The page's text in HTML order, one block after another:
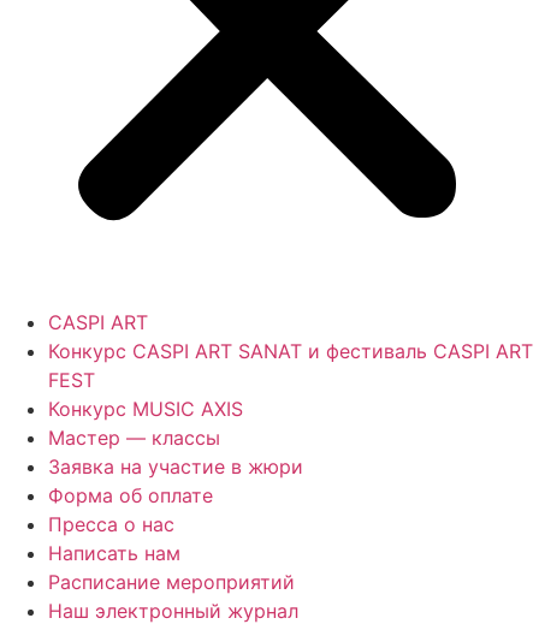
CASPI ART
Конкурс CASPI ART SANAT и фестиваль CASPI ART
FEST
Конкурс MUSIC AXIS
Мастер — классы
Заявка на участие в жюри
Форма об оплате
Пресса о нас
Написать нам
Расписание мероприятий
Наш электронный журнал